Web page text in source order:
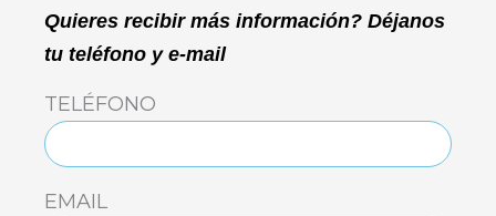
Quieres recibir más información? Déjanos
tu teléfono y e-mail
TELÉFONO
EMAIL